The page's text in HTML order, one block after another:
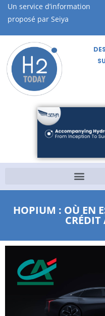
Un service d’information
proposé par Seiya
HOPIUM : OÙ EN
CRÉDIT